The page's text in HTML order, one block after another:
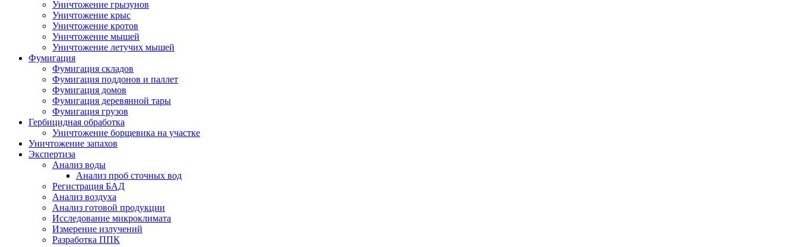
Уничтожение грызунов
Уничтожение крыс
Уничтожение кротов
Уничтожение мышей
Уничтожение летучих мышей
Фумигация
Фумигация складов
Фумигация поддонов и паллет
Фумигация домов
Фумигация деревянной тары
Фумигация грузов
Гербицидная обработка
Уничтожение борщевика на участке
Уничтожение запахов
Экспертиза
Анализ воды
Анализ проб сточных вод
Регистрация БАД
Анализ воздуха
Анализ готовой продукции
Исследование микроклимата
Измерение излучений
Разработка ППК